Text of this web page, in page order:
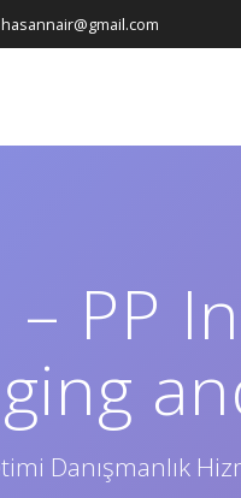
hasannair@gmail.com
– PP
Danışmanlık